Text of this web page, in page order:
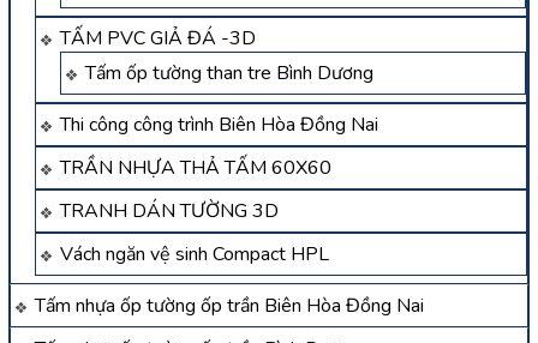
TẤM PVC GIẢ ĐÁ -3D
Tấm ốp tường than tre Bình Dương
Thi công công trình Biên Hòa Đồng Nai
TRẦN NHỰA THẢ TẤM 60X60
TRANH DÁN TƯỜNG 3D
Vách ngăn vệ sinh Compact HPL
Tấm nhựa ốp tường ốp trần Biên Hòa Đồng Nai